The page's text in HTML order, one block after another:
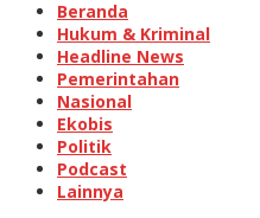
Beranda
Hukum & Kriminal
Headline News
Pemerintahan
Nasional
Ekobis
Politik
Podcast
Lainnya